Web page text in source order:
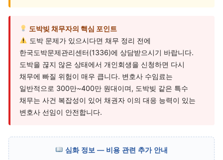
도박빚 채무자의 핵심 포인트
도박 문제가 있으시다면 채무 정리 전에
한국도박문제관리센터(1336)에 상담받으시기 바랍니다.
도박을 끊지 않은 상태에서 개인회생을 신청하면 다시
채무에 빠질 위험이 매우 큽니다. 변호사 수임료는
일반적으로 300만~400만 원대이며, 도박빚 같은 특수
채무는 사건 복잡성이 있어 채권자 이의 대응 능력이 있는
변호사 선임이 안전합니다.
심화 정보 — 비용 관련 추가 안내